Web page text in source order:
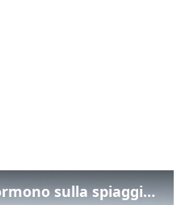
I migranti a Ceuta dormono sulla spiaggia: "Vogliamo entrare in Europa"